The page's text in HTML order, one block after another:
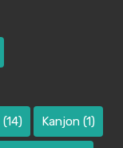
(14) Kanjon (1)